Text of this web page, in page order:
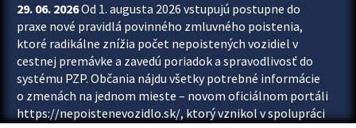
29. 06. 2026Od 1. augusta 2026 vstupujú postupne do
praxe nové pravidlá povinného zmluvného poistenia,
ktoré radikálne znížia počet nepoistených vozidiel v
cestnej premávke a zavedú poriadok a spravodlivosť do
systému PZP. Občania nájdu všetky potrebné informácie
o zmenách na jednom mieste – novom oficiálnom portáli
https://nepoistenevozidlo.sk/, ktorý vznikol v spolupráci